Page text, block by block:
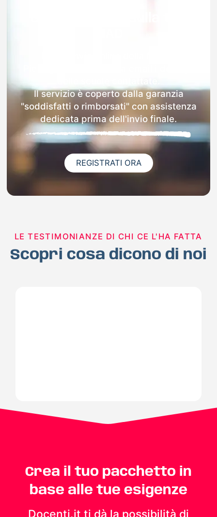
Il servizio è coperto dalla garanzia
"soddisfatti o rimborsati" con assistenza
dedicata prima dell'invio finale.
REGISTRATI ORA
LE TESTIMONIANZE DI CHI CE L'HA FATTA
Scopri cosa dicono di noi
Crea il tuo pacchetto in
base alle tue esigenze
Docenti.it ti dà la possibilità di